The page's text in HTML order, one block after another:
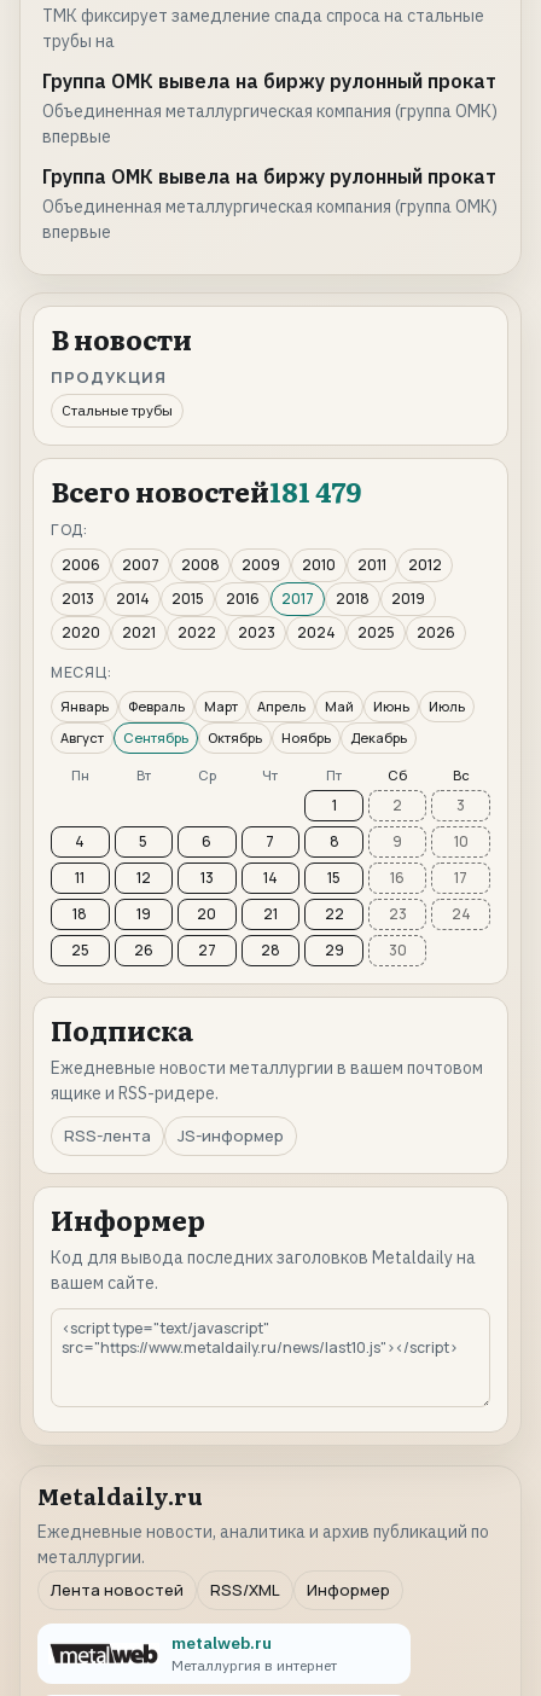
ТМК фиксирует замедление спада спроса на стальные
трубы на
Группа ОМК вывела на биржу рулонный прокат
Объединенная металлургическая компания (группа ОМК)
впервые
Группа ОМК вывела на биржу рулонный прокат
Объединенная металлургическая компания (группа ОМК)
впервые
В новости
ПРОДУКЦИЯ
Стальные трубы
Всего новостей181 479
ГОД:
2006
2007 2008 2009 2010 2011
2012
2013
2014 2015 2016 2017 2018
2019
2020
2021 2022 2023 2024 2025
2026
МЕСЯЦ:
Январь Февраль Март Апрель Май Июнь
Июль
Август
Сентябрь Октябрь Ноябрь Декабрь
Пн Вт Ср Чт Пт Сб Вс
1 2
3
4
5 6 7 8 9
10
11
12 13 14 15 16
17
18
19 20 21 22 23
24
25
26 27 28 29 30
Подписка
Ежедневные новости металлургии в вашем почтовом
ящике и RSS-ридере.
RSS-лента
JS-информер
Информер
Код для вывода последних заголовков Metaldaily на
вашем сайте.
Metaldaily.ru
Ежедневные новости, аналитика и архив публикаций по
металлургии.
Лента новостей
RSS/XML Информер
metalweb.ru
Металлургия в интернет